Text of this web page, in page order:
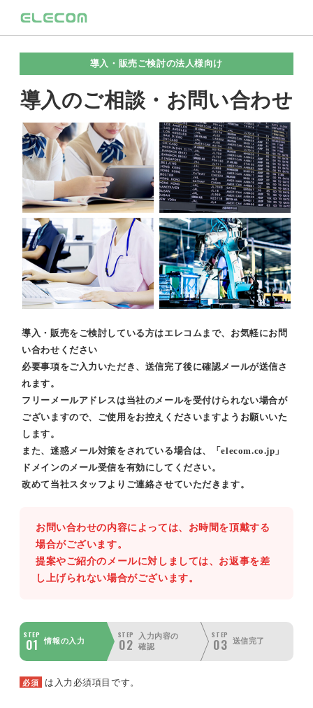
導入・販売ご検討の法人様向け
導入のご相談・お問い合わせ
導入・販売をご検討している方はエレコムまで、お気軽にお問
い合わせください
必要事項をご入力いただき、送信完了後に確認メールが送信さ
れます。
フリーメールアドレスは当社のメールを受付けられない場合が
ございますので、ご使用をお控えくださいますようお願いいた
します。
また、迷惑メール対策をされている場合は、「elecom.co.jp」
ドメインのメール受信を有効にしてください。
改めて当社スタッフよりご連絡させていただきます。
お問い合わせの内容によっては、お時間を頂戴する
場合がございます。
提案やご紹介のメールに対しましては、お返事を差
し上げられない場合がございます。
STEP
01 情報の入力
STEP
02
入力内容の
確認
STEP
03 送信完了
必須 は入力必須項目です。